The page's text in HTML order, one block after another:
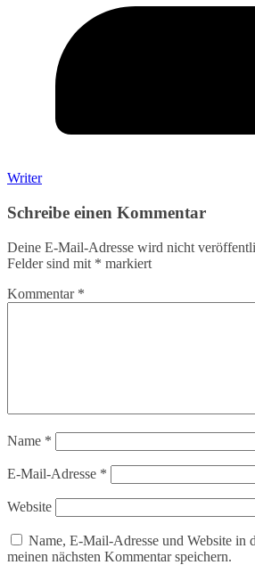
Writer
Schreibe einen Kommentar
Deine E-Mail-Adresse wird nicht
Felder sind mit * markiert
Kommentar *
Name *
E-Mail-Adresse *
Website
Name, E-Mail-Adresse und Website in
meinen nächsten Kommentar speichern.